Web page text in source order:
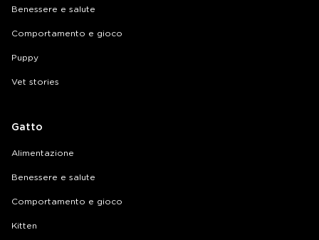
Benessere e salute
Comportamento e gioco
Puppy
Vet stories
Gatto
Alimentazione
Benessere e salute
Comportamento e gioco
Kitten